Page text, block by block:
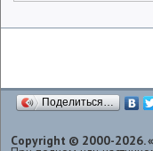
Поделиться…
Copyright © 2000-2026.